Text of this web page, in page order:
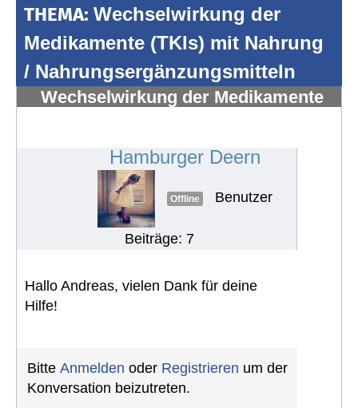
THEMA: Wechselwirkung der
Medikamente (TKIs) mit Nahrung
/ Nahrungsergänzungsmitteln
Wechselwirkung der Medikamente
Hamburger Deern
Offline Benutzer
Beiträge: 7
Hallo Andreas, vielen Dank für deine
Hilfe!
Bitte Anmelden oder Registrieren um der
Konversation beizutreten.